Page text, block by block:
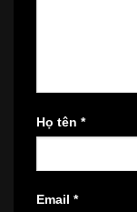
Họ tên *
Email *